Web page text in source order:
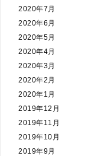
2020年7月
2020年6月
2020年5月
2020年4月
2020年3月
2020年2月
2020年1月
2019年12月
2019年11月
2019年10月
2019年9月